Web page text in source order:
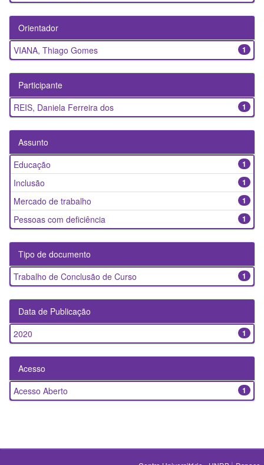
Orientador
1
VIANA, Thiago Gomes
Participante
1
REIS, Daniela Ferreira dos
Assunto
1
Educação
1
Inclusão
1
Mercado de trabalho
1
Pessoas com deficiência
Tipo de documento
1
Trabalho de Conclusão de Curso
Data de Publicação
1
2020
Acesso
1
Acesso Aberto